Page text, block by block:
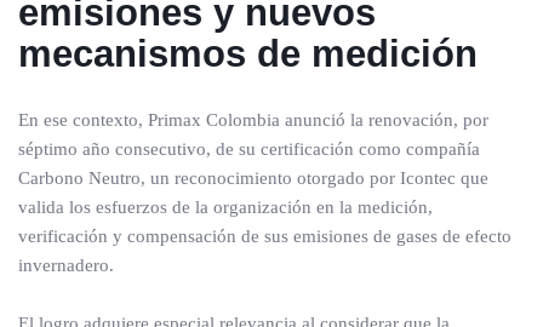
emisiones y nuevos
mecanismos de medición
En ese contexto, Primax Colombia anunció la renovación, por
séptimo año consecutivo, de su certificación como compañía
Carbono Neutro, un reconocimiento otorgado por Icontec que
valida los esfuerzos de la organización en la medición,
verificación y compensación de sus emisiones de gases de efecto
invernadero.